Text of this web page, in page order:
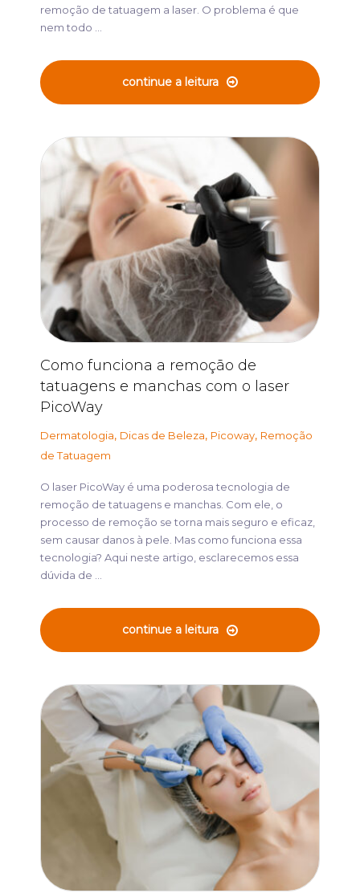
remoção de tatuagem a laser. O problema é que
nem todo ...
continue a leitura
Como funciona a remoção de
tatuagens e manchas com o laser
PicoWay
Dermatologia, Dicas de Beleza, Picoway, Remoção
de Tatuagem
O laser PicoWay é uma poderosa tecnologia de
remoção de tatuagens e manchas. Com ele, o
processo de remoção se torna mais seguro e eficaz,
sem causar danos à pele. Mas como funciona essa
tecnologia? Aqui neste artigo, esclarecemos essa
dúvida de ...
continue a leitura